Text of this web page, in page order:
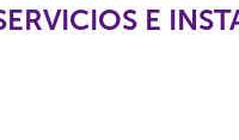
E